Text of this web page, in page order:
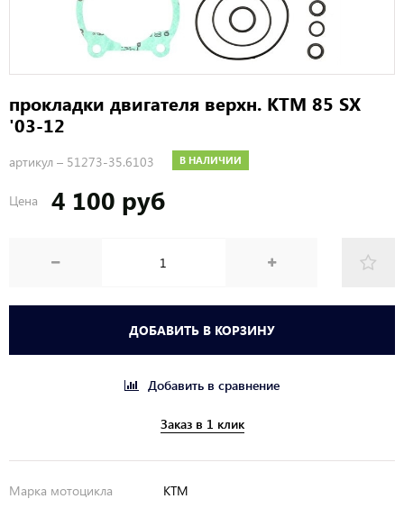
прокладки двигателя верхн. KTM 85 SX
'03-12
артикул – 51273-35.6103 В НАЛИЧИИ
Цена 4 100 руб
ДОБАВИТЬ В КОРЗИНУ
Добавить в сравнение
Заказ в 1 клик
Марка мотоцикла
KTM